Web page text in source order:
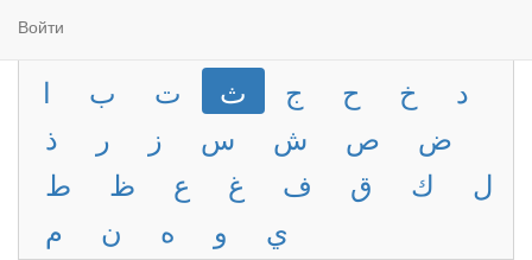
Войти
ا ب ت ث ج ح خ
د
ذ
ر ز س ش ص
ض
ط
ظ ع غ ف ق ك
ل
م
ن ه و
ي